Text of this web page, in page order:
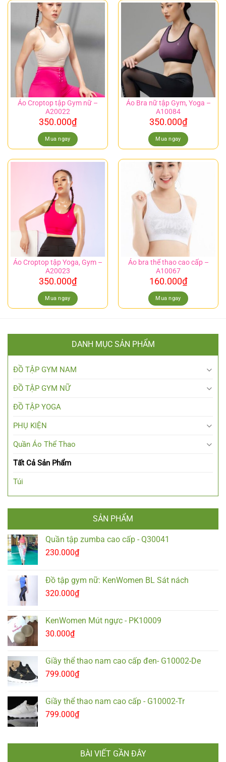
Áo Croptop tập Gym nữ –
A20022
350.000₫
Mua ngay
Áo Bra nữ tập Gym, Yoga –
A10084
350.000₫
Mua ngay
Áo Croptop tập Yoga, Gym –
A20023
350.000₫
Mua ngay
Áo bra thể thao cao cấp –
A10067
160.000₫
Mua ngay
DANH MỤC SẢN PHẨM
ĐỒ TẬP GYM NAM
ĐỒ TẬP GYM NỮ
ĐỒ TẬP YOGA
PHỤ KIỆN
Quần Áo Thể Thao
Tất Cả Sản Phẩm
Túi
SẢN PHẨM
Quần tập zumba cao cấp - Q30041
230.000₫
Đồ tập gym nữ: KenWomen BL Sát nách
320.000₫
KenWomen Mút ngực - PK10009
30.000₫
Giầy thể thao nam cao cấp đen- G10002-De
799.000₫
Giầy thể thao nam cao cấp - G10002-Tr
799.000₫
BÀI VIẾT GẦN ĐÂY